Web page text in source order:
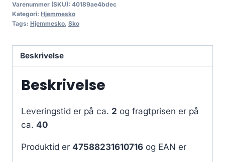
Varenummer (SKU): 40189ae4bdec
Kategori: Hjemmesko
Tags: Hjemmesko, Sko
Beskrivelse
Beskrivelse
Leveringstid er på ca. 2 og fragtprisen er på
ca. 40
Produktid er 47588231610716 og EAN er